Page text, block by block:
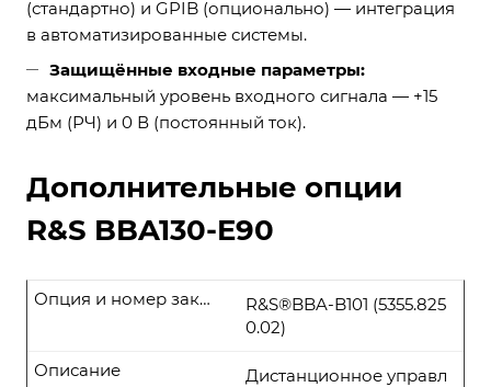
(стандартно) и GPIB (опционально) — интеграция
в автоматизированные системы.
Защищённые входные параметры:
максимальный уровень входного сигнала — +15
дБм (РЧ) и 0 В (постоянный ток).
Дополнительные опции
R&S BBA130-E90
R&S®BBA-B101 (5355.825
0.02)
Опция и номер заказа
Дистанционное управл
Описание